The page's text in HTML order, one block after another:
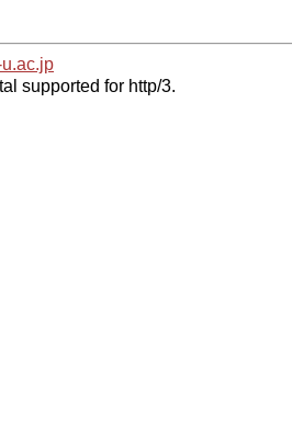
supported for http/3.